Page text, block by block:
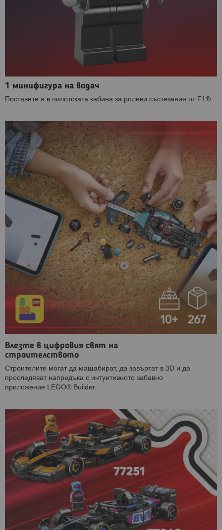
1 минифигура на водач
Поставете я в пилотската кабина за ролеви състезания от F1®.
Влезте в цифровия свят на
строителството
Строителите могат да мащабират, да завъртат в 3D и да
проследяват напредъка с интуитивното забавно
приложение LEGO® Builder.